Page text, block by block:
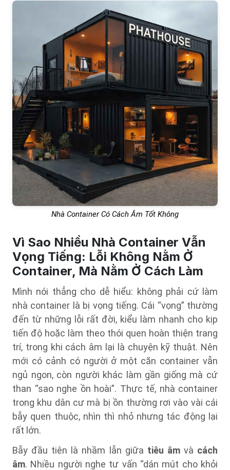
Nhà Container Có Cách Âm Tốt Không
Vì Sao Nhiều Nhà Container Vẫn
Vọng Tiếng: Lỗi Không Nằm Ở
Container, Mà Nằm Ở Cách Làm
Mình nói thẳng cho dễ hiểu: không phải cứ làm
nhà container là bị vọng tiếng. Cái “vọng” thường
đến từ những lỗi rất đời, kiểu làm nhanh cho kịp
tiến độ hoặc làm theo thói quen hoàn thiện trang
trí, trong khi cách âm lại là chuyện kỹ thuật. Nên
mới có cảnh có người ở một căn container vẫn
ngủ ngon, còn người khác làm gần giống mà cứ
than “sao nghe ồn hoài”. Thực tế, nhà container
trong khu dân cư mà bị ồn thường rơi vào vài cái
bẫy quen thuộc, nhìn thì nhỏ nhưng tác động lại
rất lớn.
Bẫy đầu tiên là nhầm lẫn giữa tiêu âmvà cách
âm. Nhiều người nghe tư vấn “dán mút cho khỏi